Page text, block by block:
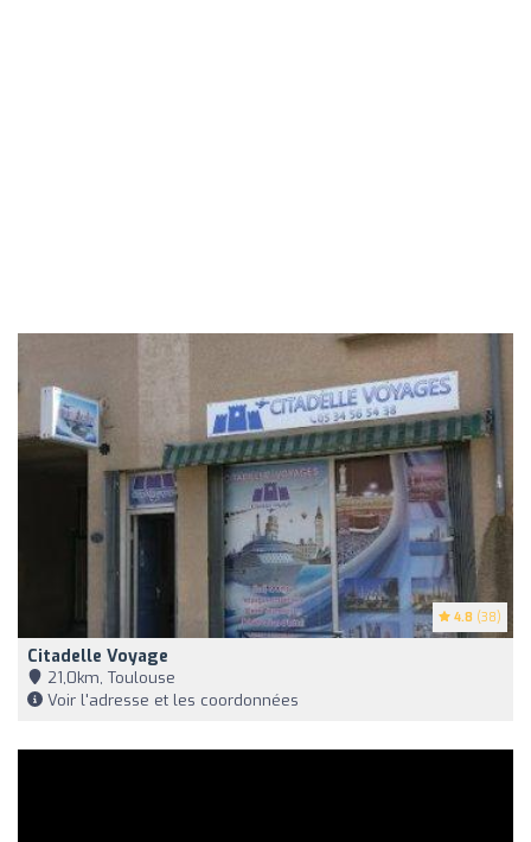
4.8 (38)
Citadelle Voyage
21,0km, Toulouse
Voir l'adresse et les coordonnées